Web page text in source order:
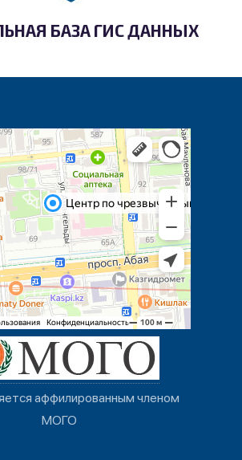
БАЗА ГИС ДАННЫХ
аффилированным членом
МОГО